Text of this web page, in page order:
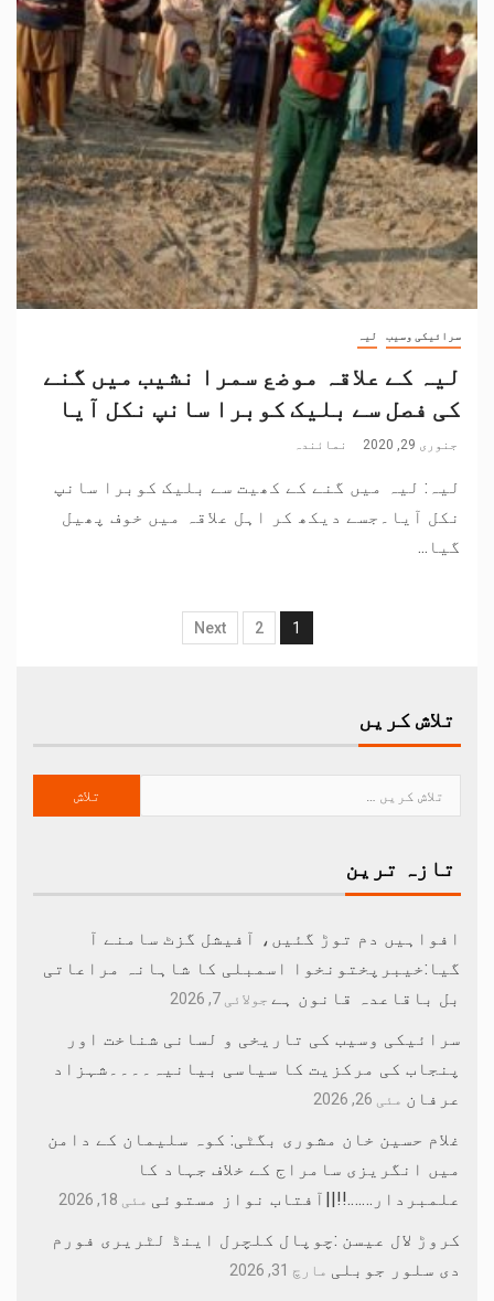
سرائیکی وسیب لیہ
لیہ کے علاقہ موضع سمرا نشیب میں گنے
کی فصل سے بلیک کوبرا سانپ نکل آیا
جنوری 29, 2020 نمائندہ
لیہ: لیہ میں گنے کے کھیت سے بلیک کوبرا سانپ
نکل آیا۔جسے دیکھ کر اہل علاقہ میں خوف پھیل
گیا...
1
2
Next
تلاش کریں
تازہ ترین
افواہیں دم توڑ گئیں، آفیشل گزٹ سامنے آ
گیا:خیبرپختونخوا اسمبلی کا شاہانہ مراعاتی
بل باقاعدہ قانون ہے جولائی 7, 2026
سرائیکی وسیب کی تاریخی و لسانی شناخت اور
پنجاب کی مرکزیت کا سیاسی بیانیہ۔۔۔۔شہزاد
عرفان مئی 26, 2026
غلام حسین خان مشوری بگٹی: کوہ سلیمان کے دامن
میں انگریزی سامراج کے خلاف جہاد کا
علمبردار…….!!||آفتاب نواز مستوئی مئی 18, 2026
کروڑ لال عیسن :چوپال کلچرل اینڈ لٹریری فورم
دی سلور جوبلی مارچ 31, 2026